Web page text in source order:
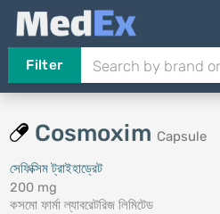
Filter
Cosmoxim Capsule
সেফিক্সিম ট্রাইহাড্রেট
200 mg
কসমো ফার্মা ল্যাবরেটরিজ লিমিটেড